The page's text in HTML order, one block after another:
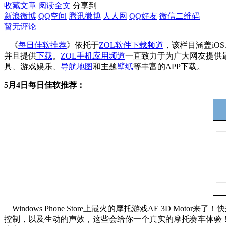
收藏文章 阅读全文 分享到
新浪微博 QQ空间 腾讯微博 人人网 QQ好友 微信二维码
暂无评论
《每日佳软推荐》依托于ZOL软件下载频道 ，该栏目涵盖
并且提供下载。 ZOL手机应用频道一直致力于为广大网友提供
具、游戏娱乐、 导航地图和主题壁纸等丰富的APP下载。
5月4 日每日佳软推荐：
Windows Phone Store上最火的摩托游戏AE 3D Motor来了
控制，以及生动的声效，这些会给你一个真实的摩托赛车体